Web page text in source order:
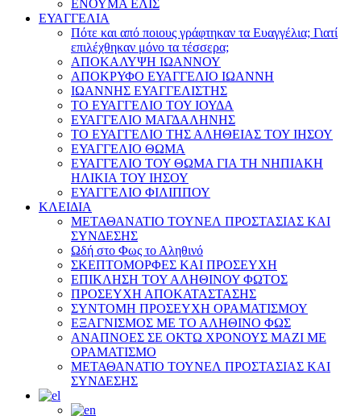
ΕΝΟΥΜΑ ΕΛΙΣ
ΕΥΑΓΓΕΛΙΑ
Πότε και από ποιους γράφτηκαν τα Ευαγγέλια; Γιατί
επιλέχθηκαν μόνο τα τέσσερα;
ΑΠΟΚΑΛΥΨΗ ΙΩΑΝΝΟΥ
ΑΠΟΚΡΥΦΟ ΕΥΑΓΓΕΛΙΟ ΙΩΑΝΝΗ
ΙΩΑΝΝΗΣ ΕΥΑΓΓΕΛΙΣΤΗΣ
ΤΟ ΕΥΑΓΓΕΛΙΟ ΤΟΥ ΙΟΥΔΑ
ΕΥΑΓΓΕΛΙΟ ΜΑΓΔΑΛΗΝΗΣ
ΤΟ ΕΥΑΓΓΕΛΙΟ ΤΗΣ ΑΛΗΘΕΙΑΣ ΤΟΥ ΙΗΣΟΥ
ΕΥΑΓΓΕΛΙΟ ΘΩΜΑ
ΕΥΑΓΓΕΛΙΟ ΤΟΥ ΘΩΜΑ ΓΙΑ ΤΗ ΝΗΠΙΑΚΗ
ΗΛΙΚΙΑ ΤΟΥ ΙΗΣΟΥ
ΕΥΑΓΓΕΛΙΟ ΦΙΛΙΠΠΟΥ
ΚΛΕΙΔΙΑ
ΜΕΤΑΘΑΝΑΤΙΟ ΤΟΥΝΕΛ ΠΡΟΣΤΑΣΙΑΣ ΚΑΙ
ΣΥΝΔΕΣΗΣ
Ωδή στο Φως το Αληθινό
ΣΚΕΠΤΟΜΟΡΦΕΣ ΚΑΙ ΠΡΟΣΕΥΧΗ
ΕΠΙΚΛΗΣΗ ΤΟΥ ΑΛΗΘΙΝΟΥ ΦΩΤΟΣ
ΠΡΟΣΕΥΧΗ ΑΠΟΚΑΤΑΣΤΑΣΗΣ
ΣΥΝΤΟΜΗ ΠΡΟΣΕΥΧΗ ΟΡΑΜΑΤΙΣΜΟΥ
ΕΞΑΓΝΙΣΜΟΣ ΜΕ ΤΟ ΑΛΗΘΙΝΟ ΦΩΣ
ΑΝΑΠΝΟΕΣ ΣΕ ΟΚΤΩ ΧΡΟΝΟΥΣ ΜΑΖΙ ΜΕ
ΟΡΑΜΑΤΙΣΜΟ
ΜΕΤΑΘΑΝΑΤΙΟ ΤΟΥΝΕΛ ΠΡΟΣΤΑΣΙΑΣ ΚΑΙ
ΣΥΝΔΕΣΗΣ